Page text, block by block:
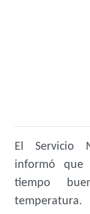
El Servicio
informó que
tiempo
temperatura.